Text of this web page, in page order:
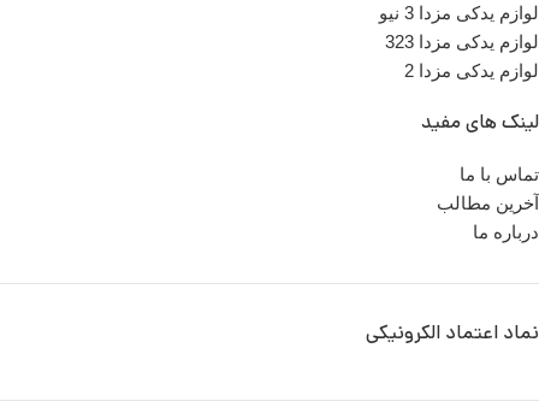
لوازم یدکی مزدا 3 نیو
لوازم یدکی مزدا 323
لوازم یدکی مزدا 2
لینک های مفید
تماس با ما
آخرین مطالب
درباره ما
نماد اعتماد الکرونیکی